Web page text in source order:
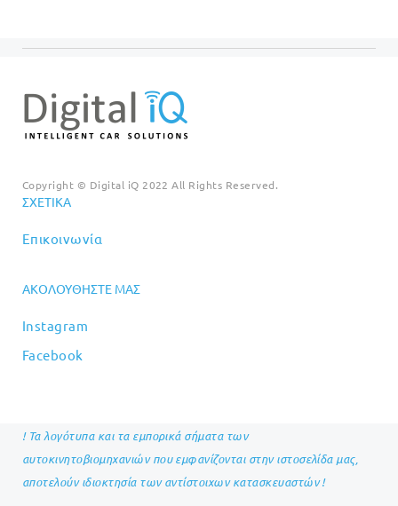
Copyright © Digital iQ 2022 All Rights Reserved.
ΣΧΕΤΙΚΆ
Επικοινωνία
ΑΚΟΛΟΥΘΉΣΤΕ ΜΑΣ
Instagram
Facebook
! Τα λογότυπα και τα εμπορικά σήματα των
αυτοκινητοβιομηχανιών που εμφανίζονται στην ιστοσελίδα μας,
αποτελούν ιδιοκτησία των αντίστοιχων κατασκευαστών !